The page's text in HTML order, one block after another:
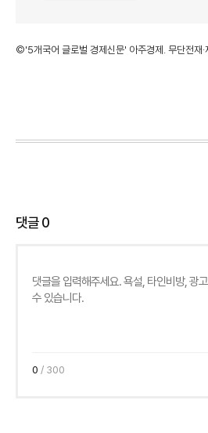
©'5개국어 글로벌 경제신문' 아주경제. 무단전재·
댓글0
0 / 300